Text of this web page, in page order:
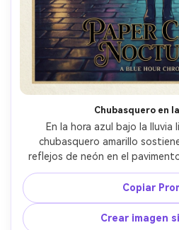
Chubasquero en
En la hora azul bajo la lluvia
chubasquero amarillo
reflejos de neón en el
póster anime atmosférica,
subtítulo pequeño, grano
impresión premium
Copiar
Crear imagen